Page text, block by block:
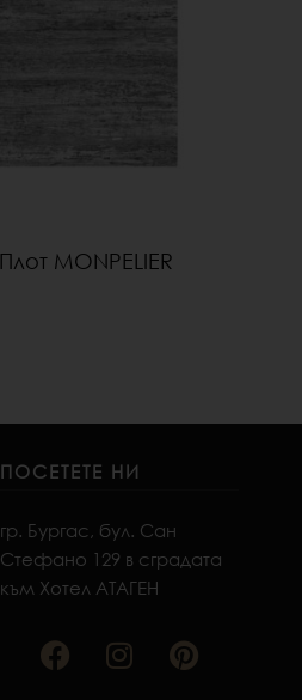
Плот MONPELIER
ПОСЕТЕТЕ НИ
гр. Бургас, бул. Сан
Стефано 129 в сградата
към Хотел АТАГЕН
a
c
n
s
i
n